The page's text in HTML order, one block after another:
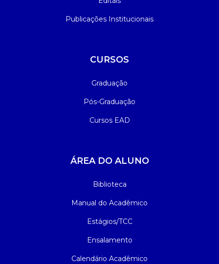
Publicações Institucionais
CURSOS
Graduação
Pós-Graduação
Cursos EAD
ÁREA DO ALUNO
Biblioteca
Manual do Acadêmico
Estágios/TCC
Ensalamento
Calendário Acadêmico